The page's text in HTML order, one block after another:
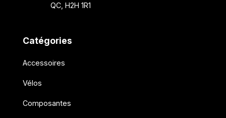
QC, H2H 1R1
Catégories
Accessoires
Vélos
Composantes